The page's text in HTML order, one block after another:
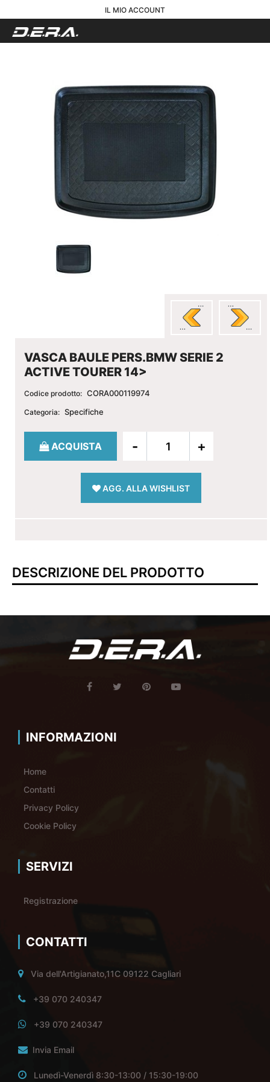
IL MIO ACCOUNT
VASCA BAULE PERS.BMW SERIE 2
ACTIVE TOURER 14>
Codice prodotto: CORA000119974
Categoria: Specifiche
Quantità
ACQUISTA
AGG. ALLA WISHLIST
DESCRIZIONE DEL PRODOTTO
INFORMAZIONI
Home
Contatti
Privacy Policy
Cookie Policy
SERVIZI
Registrazione
CONTATTI
Via dell'Artigianato,11C 09122 Cagliari
+39 070 240347
+39 070 240347
Invia Email
Lunedì-Venerdì 8:30-13:00 / 15:30-19:00